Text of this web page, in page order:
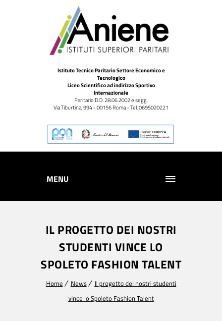
Istituto Tecnico Paritario Settore Economico e
Tecnologico
Liceo Scientifico ad indirizzo Sportivo
Internazionale
Paritario D.D. 28.06.2002 e segg.
Via Tiburtina, 994 - 00156 Roma - Tel. 0695020221
MENU
IL PROGETTO DEI NOSTRI
STUDENTI VINCE LO
SPOLETO FASHION TALENT
Home News
Il progetto dei nostri studenti
vince lo Spoleto Fashion Talent